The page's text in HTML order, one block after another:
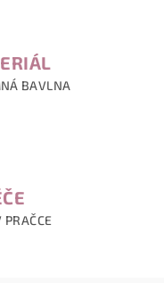
BAVLNA
PRAČCE